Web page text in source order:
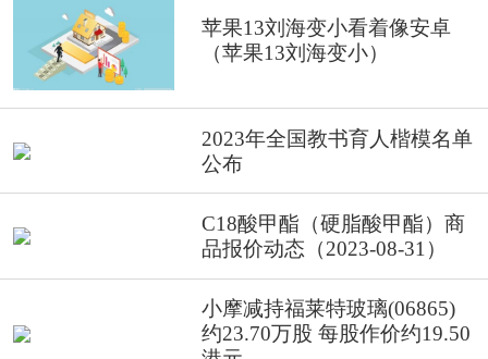
苹果13刘海变小看着像安卓
（苹果13刘海变小）
2023年全国教书育人楷模名单
公布
C18酸甲酯（硬脂酸甲酯）商
品报价动态（2023-08-31）
小摩减持福莱特玻璃(06865)
约23.70万股 每股作价约19.50